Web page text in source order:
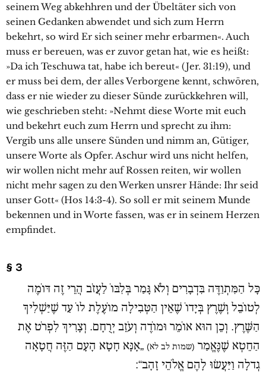
seinem Weg abkehhren und der Übeltäter sich von
seinen Gedanken abwendet und sich zum Herrn
bekehrt, so wird Er sich seiner mehr erbarmen«. Auch
muss er bereuen, was er zuvor getan hat, wie es heißt:
»Da ich Teschuwa tat, habe ich bereut« (Jer. 31:19), und
er muss bei dem, der alles Verborgene kennt, schwören,
dass er nie wieder zu dieser Sünde zurückkehren will,
wie geschrieben steht: »Nehmt diese Worte mit euch
und bekehrt euch zum Herrn und sprecht zu ihm:
Vergib uns alle unsere Sünden und nimm an, Gütiger,
unsere Worte als Opfer. Aschur wird uns nicht helfen,
wir wollen nicht mehr auf Rossen reiten, wir wollen
nicht mehr sagen zu den Werken unsrer Hände: Ihr seid
unser Gott« (Hos 14:3-4). So soll er mit seinem Munde
bekennen und in Worte fassen, was er in seinem Herzen
empfindet.
§ 3
כָּל הַמִּתְוַדֶּה בִּדְבָרִים וְלֹא גָּמַר בְּלִבּוֹ לַעֲזֹב הֲרֵי זֶה דּוֹמֶה
לְטוֹבֵל וְשֶׁרֶץ בְּיָדוֹ שֶׁאֵין הַטְּבִילָה מוֹעֶלֶת לוֹ עַד שֶׁיַּשְׁלִיךְ
הַשֶּׁרֶץ. וְכֵן הוּא אוֹמֵר וּמוֹדֶה וְעֹזֵב יְרֻחָם. וְצָרִיךְ לִפְרֹט אֶת
הַחֵטְא שֶׁנֶּאֱמַר (שמות לב לא) „אָנָּא חָטָא הָעָם הַזֶּה חֲטָאָה
גְדלָה וַיַּעֲשׂוּ לָהֶם אֱלֹהֵי זָהָב“: